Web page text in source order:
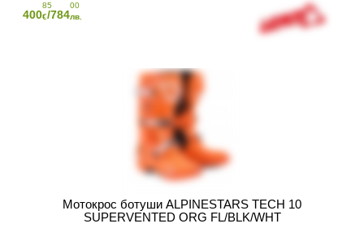
400
85
€/784
00
лв.
Мотокрос ботуши ALPINESTARS TECH 10
SUPERVENTED ORG FL/BLK/WHT